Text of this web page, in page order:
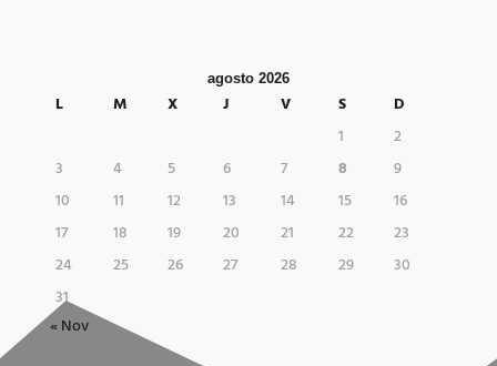
agosto 2026
L M X J V S
D
1
2
3
4 5 6 7 8
9
10
11 12 13 14 15
16
17
18 19 20 21 22
23
24
25 26 27 28 29
30
31
« Nov